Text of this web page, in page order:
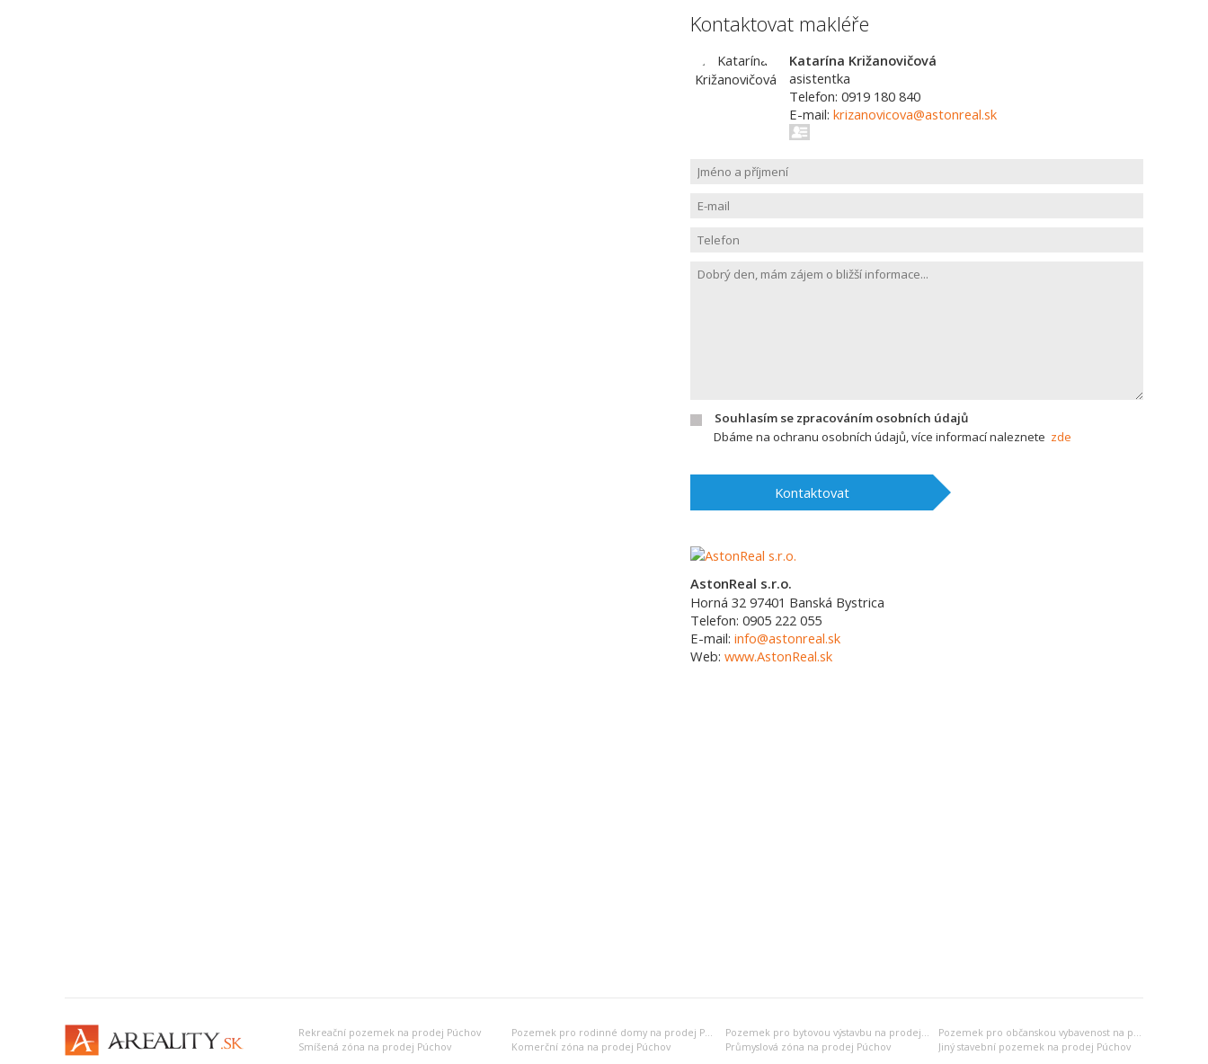
Kontaktovat makléře
Katarína Križanovičová
asistentka
Telefon: 0919 180 840
E-mail: krizanovicova@astonreal.sk
Souhlasím se zpracováním osobních údajů
Dbáme na ochranu osobních údajů, více informací naleznete zde
Kontaktovat
AstonReal s.r.o.
Horná 32 97401 Banská Bystrica
Telefon: 0905 222 055
E-mail: info@astonreal.sk
Web: www.AstonReal.sk
Rekreační pozemek na prodej Púchov Pozemek pro rodinné domy na prodej Púchov Pozemek pro bytovou výstavbu na prodej Púchov
Pozemek pro občanskou vybavenost na prodej Púchov
Smíšená zóna na prodej Púchov
Komerční zóna na prodej Púchov Průmyslová zóna na prodej Púchov Jiný stavební pozemek na prodej Púchov